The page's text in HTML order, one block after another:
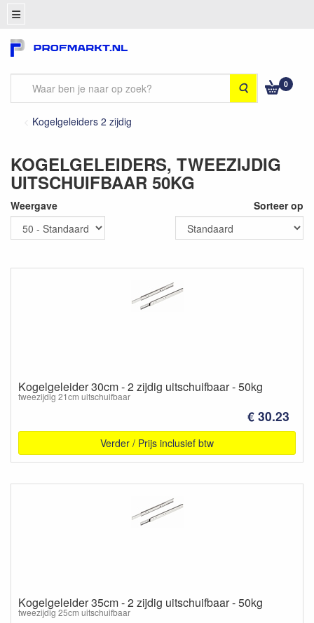
Zoeken 0
Kogelgeleiders 2 zijdig
KOGELGELEIDERS, TWEEZIJDIG
UITSCHUIFBAAR 50KG
Weergave Sorteer op
Kogelgeleider 30cm - 2 zijdig uitschuifbaar - 50kg
tweezijdig 21cm uitschuifbaar
€ 30.23
Verder / Prijs inclusief btw
Kogelgeleider 35cm - 2 zijdig uitschuifbaar - 50kg
tweezijdig 25cm uitschuifbaar